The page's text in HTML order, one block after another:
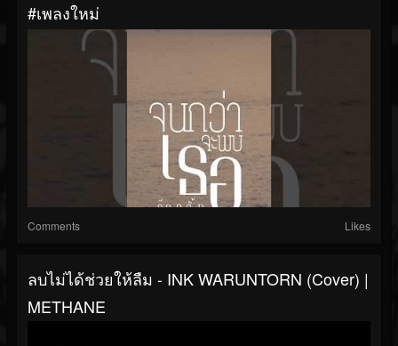
#เพลงใหม่
Comments Likes
ลบไม่ได้ช่วยให้ลืม - INK WARUNTORN (Cover) |
METHANE